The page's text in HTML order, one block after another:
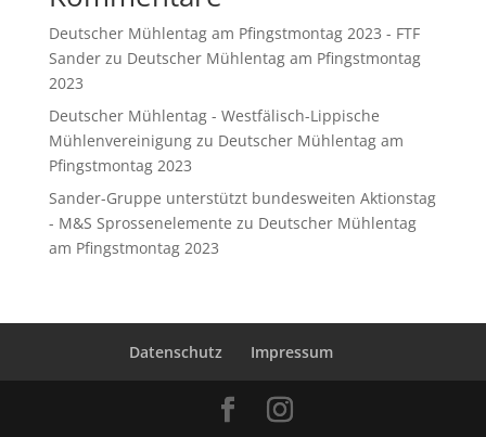
Deutscher Mühlentag am Pfingstmontag 2023 - FTF
Sanderzu Deutscher Mühlentag am Pfingstmontag
2023
Deutscher Mühlentag - Westfälisch-Lippische
Mühlenvereinigungzu Deutscher Mühlentag am
Pfingstmontag 2023
Sander-Gruppe unterstützt bundesweiten Aktionstag
- M&S Sprossenelemente zu Deutscher Mühlentag
am Pfingstmontag 2023
Datenschutz Impressum